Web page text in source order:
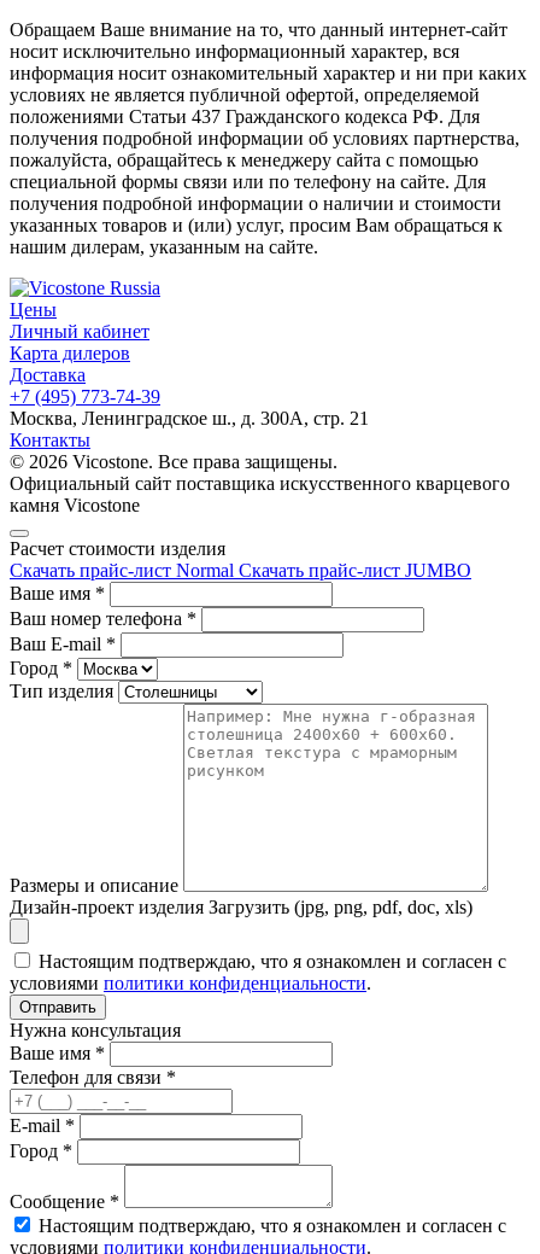
Обращаем Ваше внимание на то, что данный интернет-сайт
носит исключительно информационный характер, вся
информация носит ознакомительный характер и ни при каких
условиях не является публичной офертой, определяемой
положениями Статьи 437 Гражданского кодекса РФ. Для
получения подробной информации об условиях партнерства,
пожалуйста, обращайтесь к менеджеру сайта с помощью
специальной формы связи или по телефону на сайте. Для
получения подробной информации о наличии и стоимости
указанных товаров и (или) услуг, просим Вам обращаться к
нашим дилерам, указанным на сайте.
Цены
Личный кабинет
Карта дилеров
Доставка
+7 (495) 773-74-39
Москва, Ленинградское ш., д. 300А, стр. 21
Контакты
© 2026 Vicostone. Все права защищены.
Официальный сайт поставщика искусственного кварцевого
камня Vicostone
Расчет стоимости изделия
Скачать прайс-лист Normal Скачать прайс-лист JUMBO
Ваше имя *
Ваш номер телефона *
Ваш E-mail *
Город *
Тип изделия
Размеры и описание
Дизайн-проект изделия Загрузить (jpg, png, pdf, doc, xls)
Настоящим подтверждаю, что я ознакомлен и согласен с
условиями политики конфиденциальности.
Отправить
Нужна консультация
Ваше имя *
Телефон для связи *
E-mail *
Город *
Сообщение *
Настоящим подтверждаю, что я ознакомлен и согласен с
условиями политики конфиденциальности.